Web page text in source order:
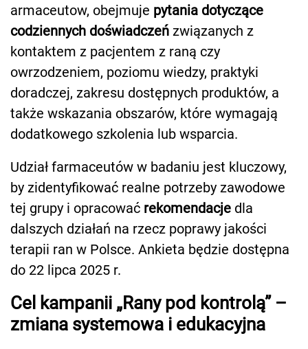
armaceutow, obejmuje pytania dotyczące
codziennych doświadczeń związanych z
kontaktem z pacjentem z raną czy
owrzodzeniem, poziomu wiedzy, praktyki
doradczej, zakresu dostępnych produktów, a
także wskazania obszarów, które wymagają
dodatkowego szkolenia lub wsparcia.
Udział farmaceutów w badaniu jest kluczowy,
by zidentyfikować realne potrzeby zawodowe
tej grupy i opracować rekomendacje dla
dalszych działań na rzecz poprawy jakości
terapii ran w Polsce. Ankieta będzie dostępna
do 22 lipca 2025 r.
Cel kampanii „Rany pod kontrolą” –
zmiana systemowa i edukacyjna